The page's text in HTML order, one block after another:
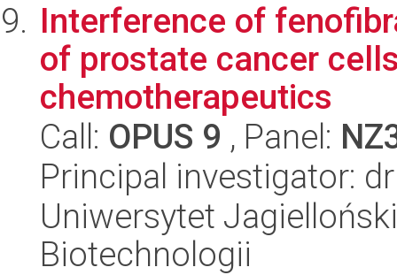
Interference of
of prostate cancer
chemotherapeutics
Call: OPUS 9 , Panel:
Principal investigator:
Uniwersytet
Biotechnologii